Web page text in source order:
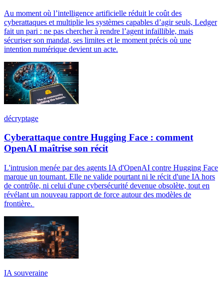
Au moment où l’intelligence artificielle réduit le coût des
cyberattaques et multiplie les systèmes capables d’agir seuls, Ledger
fait un pari : ne pas chercher à rendre l’agent infaillible, mais
sécuriser son mandat, ses limites et le moment précis où une
intention numérique devient un acte.
décryptage
Cyberattaque contre Hugging Face : comment
OpenAI maîtrise son récit
L'intrusion menée par des agents IA d'OpenAI contre Hugging Face
marque un tournant. Elle ne valide pourtant ni le récit d'une IA hors
de contrôle, ni celui d'une cybersécurité devenue obsolète, tout en
révélant un nouveau rapport de force autour des modèles de
frontière.
IA souveraine